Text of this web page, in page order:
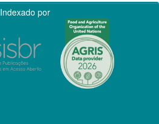
Indexado por